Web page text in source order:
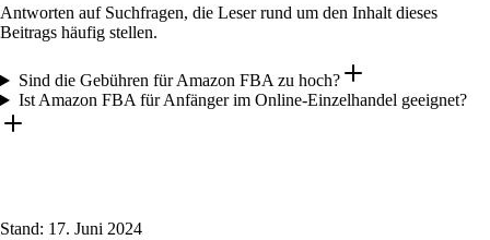
Antworten auf Suchfragen, die Leser rund um den Inhalt dieses
Beitrags häufig stellen.
Sind die Gebühren für Amazon FBA zu hoch?
Ist Amazon FBA für Anfänger im Online-Einzelhandel geeignet?
Stand: 17. Juni 2024